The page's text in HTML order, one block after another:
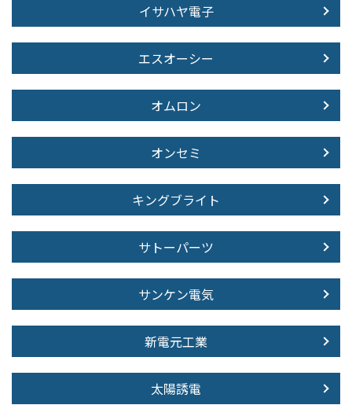
イサハヤ電子
エスオーシー
オムロン
オンセミ
キングブライト
サトーパーツ
サンケン電気
新電元工業
太陽誘電